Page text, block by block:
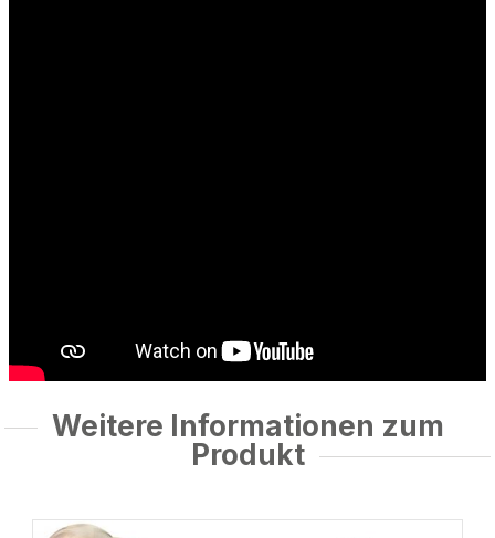
Weitere Informationen zum
Produkt